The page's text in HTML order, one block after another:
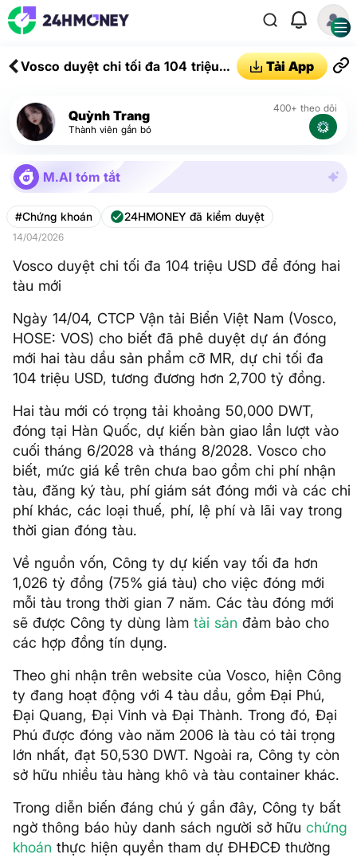
Vosco duyệt chi tối đa 104 triệu
Tải App
Quỳnh Trang
Thành viên gắn bó
400+ theo dõi
M.AI tóm tắt
#Chứng khoán 24HMONEY đã kiểm duyệt
14/04/2026
Vosco duyệt chi tối đa 104 triệu USD để đóng hai
tàu mới
Ngày 14/04, CTCP Vận tải Biển Việt Nam (Vosco,
HOSE: VOS) cho biết đã phê duyệt dự án đóng
mới hai tàu dầu sản phẩm cỡ MR, dự chi tối đa
104 triệu USD, tương đương hơn 2,700 tỷ đồng.
Hai tàu mới có trọng tải khoảng 50,000 DWT,
đóng tại Hàn Quốc, dự kiến bàn giao lần lượt vào
cuối tháng 6/2028 và tháng 8/2028. Vosco cho
biết, mức giá kể trên chưa bao gồm chi phí nhận
tàu, đăng ký tàu, phí giám sát đóng mới và các chi
phí khác, các loại thuế, phí, lệ phí và lãi vay trong
thời gian đóng tàu.
Về nguồn vốn, Công ty dự kiến vay tối đa hơn
1,026 tỷ đồng (75% giá tàu) cho việc đóng mới
mỗi tàu trong thời gian 7 năm. Các tàu đóng mới
sẽ được Công ty dùng làm tài sản đảm bảo cho
các hợp đồng tín dụng.
Theo ghi nhận trên website của Vosco, hiện Công
ty đang hoạt động với 4 tàu dầu, gồm Đại Phú,
Đại Quang, Đại Vinh và Đại Thành. Trong đó, Đại
Phú được đóng vào năm 2006 là tàu có tải trọng
lớn nhất, đạt 50,530 DWT. Ngoài ra, Công ty còn
sở hữu nhiều tàu hàng khô và tàu container khác.
Trong diễn biến đáng chú ý gần đây, Công ty bất
ngờ thông báo hủy danh sách người sở hữu chứng
khoán thực hiện quyền tham dự ĐHĐCĐ thường